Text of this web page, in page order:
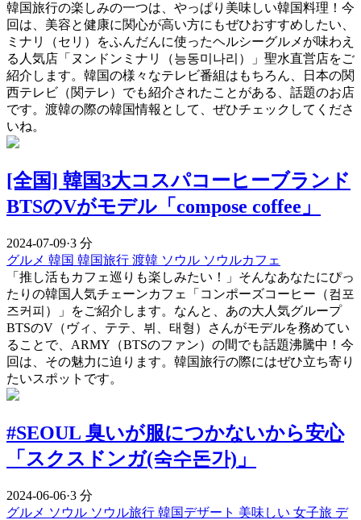
韓国旅行の楽しみの一つは、やっぱり美味しい韓国料理！今
回は、美容と健康に関心が高い方にもぜひおすすめしたい、
ミナリ（セリ）をふんだんに使ったヘルシーグルメが味わえ
る人気店「ヌンドンミナリ（능동미나리）」聖水直営店をご
紹介します。韓国の様々なテレビ番組はもちろん、日本の関
西テレビ（関テレ）でも紹介されたことがある、話題のお店
です。渡韓の際の韓国情報として、ぜひチェックしてくださ
いね。
[全国] 韓国3大コスパコーヒーブランド
BTSのVがモデル「compose coffee」
2024-07-09·3 分
グルメ 韓国 韓国旅行 渡韓 ソウル ソウルカフェ
「推し活もカフェ巡りも楽しみたい！」そんなあなたにぴっ
たりの韓国人気チェーンカフェ「コンポーズコーヒー（컴포
즈커피）」をご紹介します。なんと、あの大人気グループ
BTSのV（ヴィ、テテ、뷔、태형）さんがモデルを務めてい
ることで、ARMY（BTSのファン）の間でも話題沸騰中！今
回は、その魅力に迫ります。韓国旅行の際にはぜひ立ち寄り
たいスポットです。
#SEOUL 臭いが服につかないから安心
「スクスドンガ(숙수돈가)」
2024-06-06·3 分
グルメ ソウル ソウル旅行 韓国デザート 美味しい 女子旅 デ